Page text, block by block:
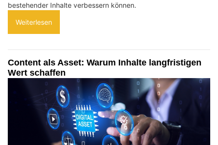
bestehender Inhalte verbessern können.
Weiterlesen
Content als Asset: Warum Inhalte langfristigen
Wert schaffen